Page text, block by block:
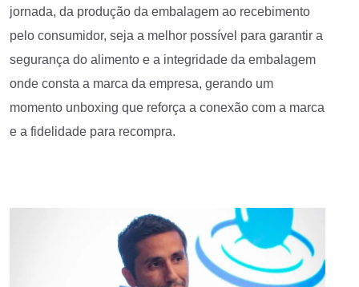
jornada, da produção da embalagem ao recebimento
pelo consumidor, seja a melhor possível para garantir a
segurança do alimento e a integridade da embalagem
onde consta a marca da empresa, gerando um
momento unboxing que reforça a conexão com a marca
e a fidelidade para recompra.